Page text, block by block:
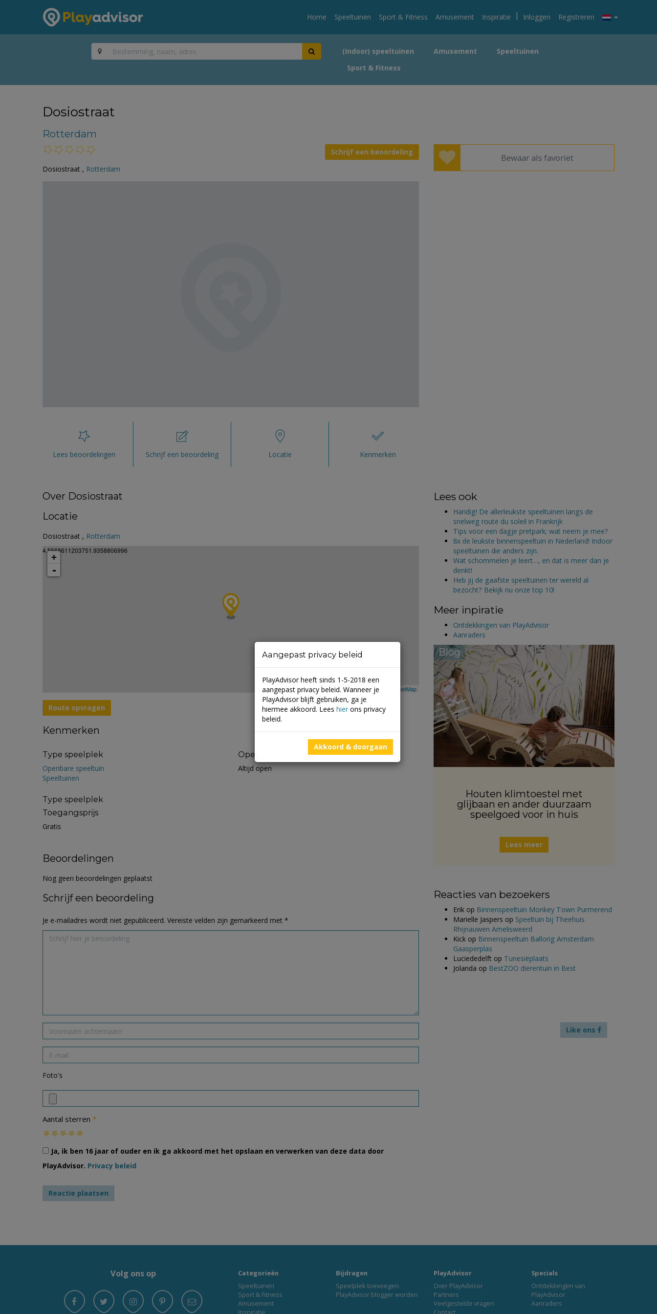
Home Speeltuinen Sport & Fitness Amusement Inspiratie | Inloggen Registreren
(Indoor) speeltuinen Amusement
Speeltuinen
Sport & Fitness
Dosiostraat
Rotterdam
Schrijf een beoordeling
Dosiostraat , Rotterdam
Bewaar als favoriet
Lees beoordelingen Schrijf een beoordeling Locatie Kenmerken
Over Dosiostraat
Locatie
Dosiostraat , Rotterdam
4.5568611203751.9358806996
+
-
Leaflet | ©Mapbox © OpenStreetMap
Route opvragen
Kenmerken
Type speelplek
Openbare speeltuin
Speeltuinen
Type speelplek
Toegangsprijs
Gratis
Openingstijden
Altijd open
Beoordelingen
Nog geen beoordelingen geplaatst
Schrijf een beoordeling
Je e-mailadres wordt niet gepubliceerd. Vereiste velden zijn gemarkeerd met *
Foto's
Aantal sterren *
Ja, ik ben 16 jaar of ouder en ik ga akkoord met het opslaan en verwerken van deze data door
PlayAdvisor. Privacy beleid
Lees ook
Handig! De allerleukste speeltuinen langs de
snelweg route du soleil in Frankrijk
Tips voor een dagje pretpark; wat neem je mee?
8x de leukste binnenspeeltuin in Nederland! Indoor
speeltuinen die anders zijn.
Wat schommelen je leert…, en dat is meer dan je
denkt!
Heb jij de gaafste speeltuinen ter wereld al
bezocht? Bekijk nu onze top 10!
Meer inpiratie
Ontdekkingen van PlayAdvisor
Aanraders
Blog
Houten klimtoestel met
glijbaan en ander duurzaam
speelgoed voor in huis
Lees meer
Reacties van bezoekers
Erik op Binnenspeeltuin Monkey Town Purmerend
Marielle Jaspers op Speeltuin bij Theehuis
Rhijnauwen Amelisweerd
Kick op Binnenspeeltuin Ballorig Amsterdam
Gaasperplas
Luciededelft op Tunesiëplaats
Jolanda op BestZOO dierentuin in Best
Like ons
Volg ons op
Categorieën
Speeltuinen
Sport & Fitness
Amusement
Inspiratie
Bijdragen
Speelplek toevoegen
PlayAdvisor blogger worden
PlayAdvisor
Over PlayAdvisor
Partners
Veelgestelde vragen
Contact
Specials
Ontdekkingen van
PlayAdvisor
Aanraders
Aangepast privacy beleid
PlayAdvisor heeft sinds 1-5-2018 een
aangepast privacy beleid. Wanneer je
PlayAdvisor blijft gebruiken, ga je
hiermee akkoord. Lees hier ons privacy
beleid.
Akkoord & doorgaan